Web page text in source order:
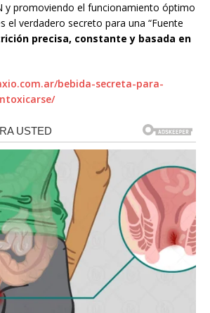
y promoviendo el funcionamiento óptimo
el verdadero secreto para una “Fuente
precisa, constante y basada en
bebida-secreta-para-